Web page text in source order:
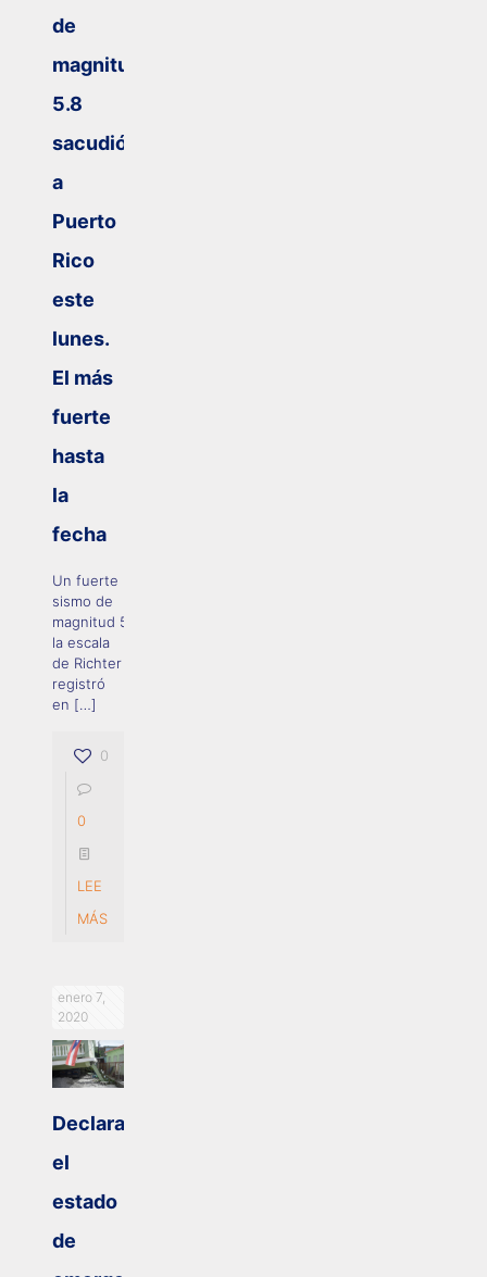
de
magnitud
5.8
sacudió
a
Puerto
Rico
este
lunes.
El más
fuerte
hasta
la
fecha
Un fuerte
sismo de
magnitud 5.8 en
la escala
de Richter se
registró
en […]
0
0
LEE
MÁS
enero 7,
2020
Declaran
el
estado
de